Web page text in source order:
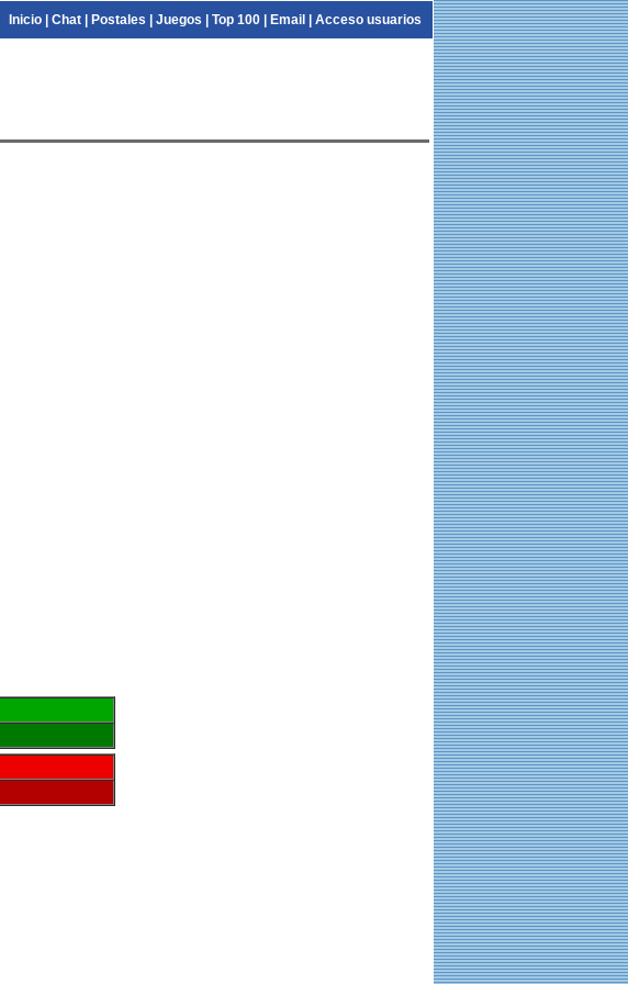
Inicio Chat Postales Juegos Top 100 Email Acceso usuarios